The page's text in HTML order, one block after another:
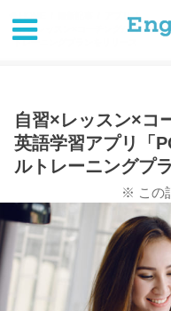
アプリ
自習×レッスン×コーチングがスマホで
トレーニングプランをリリース
自習×レッスン×コ
英語学習アプリ「
ルトレーニングプ
※ この